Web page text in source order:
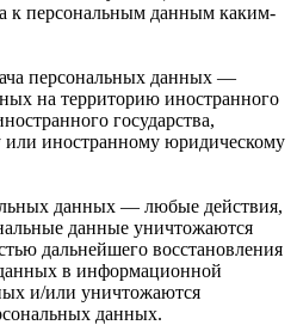
к персональным данным каким-
персональных данных —
на территорию иностранного
государства,
или иностранному юридическому
данных — любые действия,
данные уничтожаются
дальнейшего восстановления
в информационной
и/или уничтожаются
данных.